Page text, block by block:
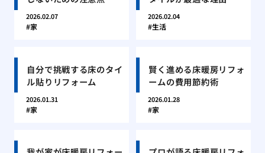
2026.02.07
家
2026.02.04
生活
自分で挑戦する床のタイ
ル貼りリフォーム
2026.01.31
家
賢く進める床暖房リフォ
ームの費用節約術
2026.01.28
家